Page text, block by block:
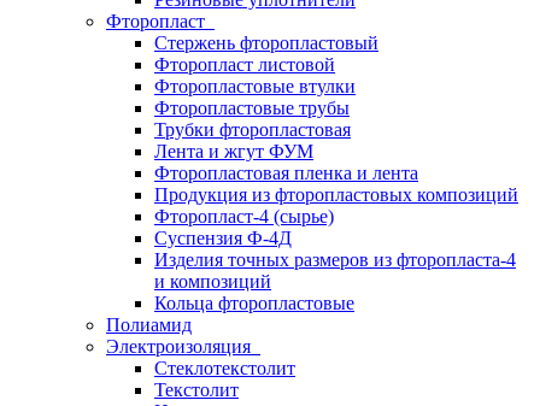
Фторопласт
Стержень фторопластовый
Фторопласт листовой
Фторопластовые втулки
Фторопластовые трубы
Трубки фторопластовая
Лента и жгут ФУМ
Фторопластовая пленка и лента
Продукция из фторопластовых композиций
Фторопласт-4 (сырье)
Суспензия Ф-4Д
Изделия точных размеров из фторопласта-4
и композиций
Кольца фторопластовые
Полиамид
Электроизоляция
Стеклотекстолит
Текстолит